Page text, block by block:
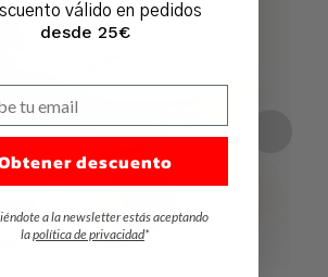
válido en pedidos
desde 25€
descuento
a la newsletter estás aceptando
lapolítica de privacidad*